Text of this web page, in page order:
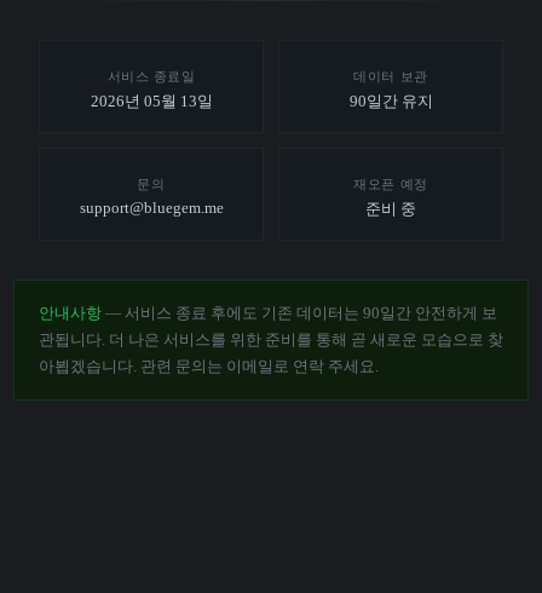
서비스 종료일
2026년 05월 13일
데이터 보관
90일간 유지
문의
support@bluegem.me
재오픈 예정
준비 중
안내사항 — 서비스 종료 후에도 기존 데이터는 90일간 안전하게 보
관됩니다. 더 나은 서비스를 위한 준비를 통해 곧 새로운 모습으로 찾
아뵙겠습니다. 관련 문의는 이메일로 연락 주세요.